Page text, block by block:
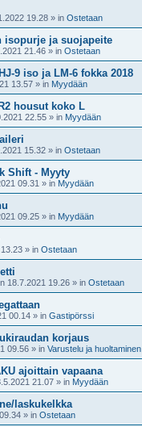
19.28 » in Ostetaan
isopurje ja suojapeite
21.46 » in Ostetaan
9 iso ja LM-6 fokka 2018
13.57 » in Myydään
housut koko L
22.55 » in Myydään
15.32 » in Ostetaan
Shift - Myyty
09.31 » in Myydään
09.25 » in Myydään
» in Ostetaan
18.7.2021 19.26 » in Ostetaan
00.14 » in Gastipörssi
korjaus
09.56 » in Varustelu ja huoltaminen
ajoittain vapaana
21.07 » in Myydään
laskukelkka
» in Ostetaan